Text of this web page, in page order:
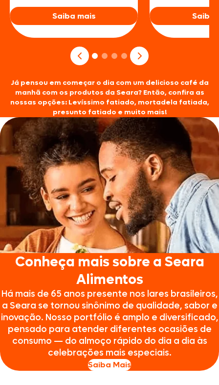
Saiba mais Saiba
Já pensou em começar o dia com um delicioso café da
manhã com os produtos da Seara? Então, confira as
nossas opções: Levíssimo fatiado, mortadela fatiada,
presunto fatiado e muito mais!
Conheça mais sobre a Seara
Alimentos
Há mais de 65 anos presente nos lares brasileiros,
a Seara se tornou sinônimo de qualidade, sabor e
inovação. Nosso portfólio é amplo e diversificado,
pensado para atender diferentes ocasiões de
consumo — do almoço rápido do dia a dia às
celebrações mais especiais.
Saiba Mais